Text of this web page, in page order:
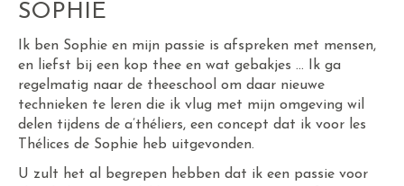
SOPHIE
Ik ben Sophie en mijn passie is afspreken met mensen,
en liefst bij een kop thee en wat gebakjes … Ik ga
regelmatig naar de theeschool om daar nieuwe
technieken te leren die ik vlug met mijn omgeving wil
delen tijdens de a’théliers, een concept dat ik voor les
Thélices de Sophie heb uitgevonden.
U zult het al begrepen hebben dat ik een passie voor